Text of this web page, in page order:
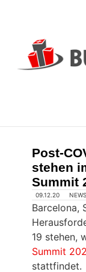
Post-
stehen
Summit
09.12.20
Barcelona,
19 stehen,
Summit
stattfindet.